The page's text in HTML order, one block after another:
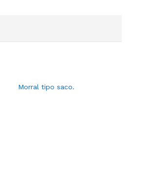
Morral tipo saco.